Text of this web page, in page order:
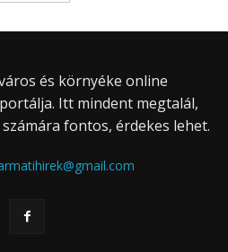
és környéke online
Itt mindent megtalál,
fontos, érdekes lehet.